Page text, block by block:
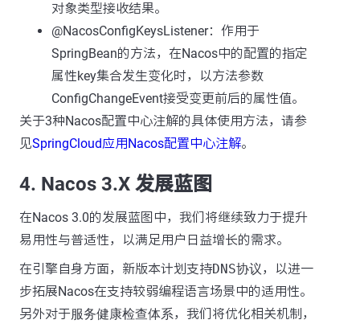
对象类型接收结果。
@NacosConfigKeysListener：作用于
SpringBean的方法，在Nacos中的配置的指定
属性key集合发生变化时，以方法参数
ConfigChangeEvent接受变更前后的属性值。
关于3种Nacos配置中心注解的具体使用方法，请参
见SpringCloud应用Nacos配置中心注解。
4. Nacos 3.X 发展蓝图
在Nacos 3.0的发展蓝图中，我们将继续致力于提升
易用性与普适性，以满足用户日益增长的需求。
在引擎自身方面，新版本计划支持DNS协议，以进一
步拓展Nacos在支持较弱编程语言场景中的适用性。
另外对于服务健康检查体系，我们将优化相关机制，